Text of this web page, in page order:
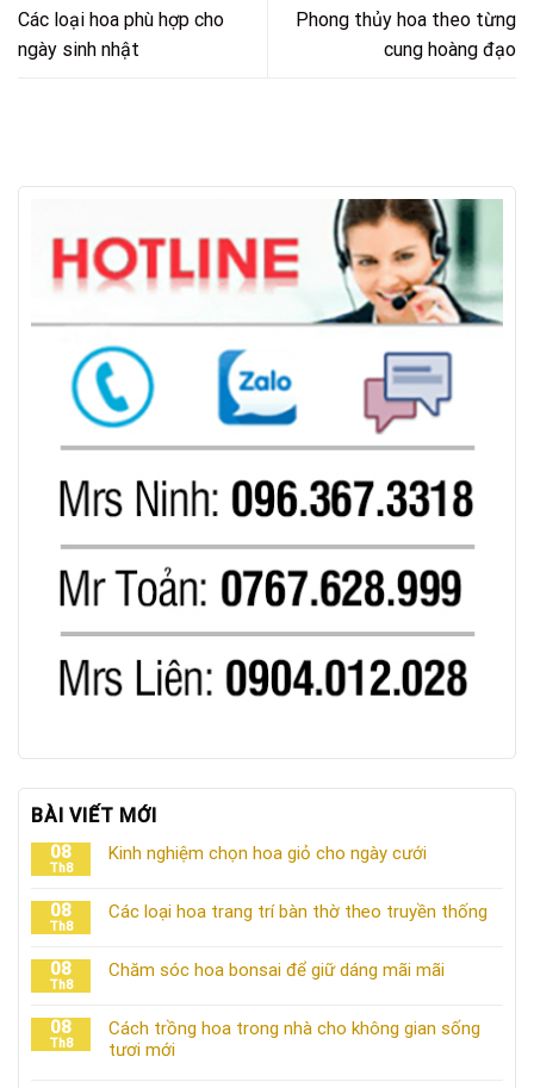
Các loại hoa phù hợp cho
ngày sinh nhật
Phong thủy hoa theo từng
cung hoàng đạo
BÀI VIẾT MỚI
08
Th8
Kinh nghiệm chọn hoa giỏ cho ngày cưới
08
Th8
Các loại hoa trang trí bàn thờ theo truyền thống
08
Th8
Chăm sóc hoa bonsai để giữ dáng mãi mãi
08
Th8
Cách trồng hoa trong nhà cho không gian sống
tươi mới